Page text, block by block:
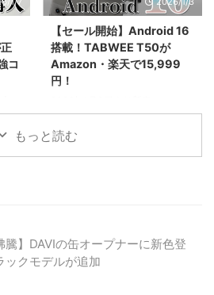
驚
売
る具体的な手順や、初心者がハマ
りやすい購入制限の注意点まで網
羅。2026年最新の最安値攻略ガ
イドです。
コ
格
際
す。
【セール開始】Android 16
搭載！TABWEE T50が
Amazon・楽天で15,999
円！
最新Android 16と高性能Unisoc
7250チップを搭載したタブレッ
もっと読む
騰】DAVIの缶オープナーに新色登
ックモデルが追加